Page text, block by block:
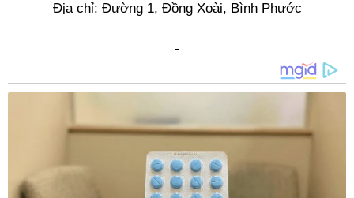
Địa chỉ: Đường 1, Đồng Xoài, Bình Phước